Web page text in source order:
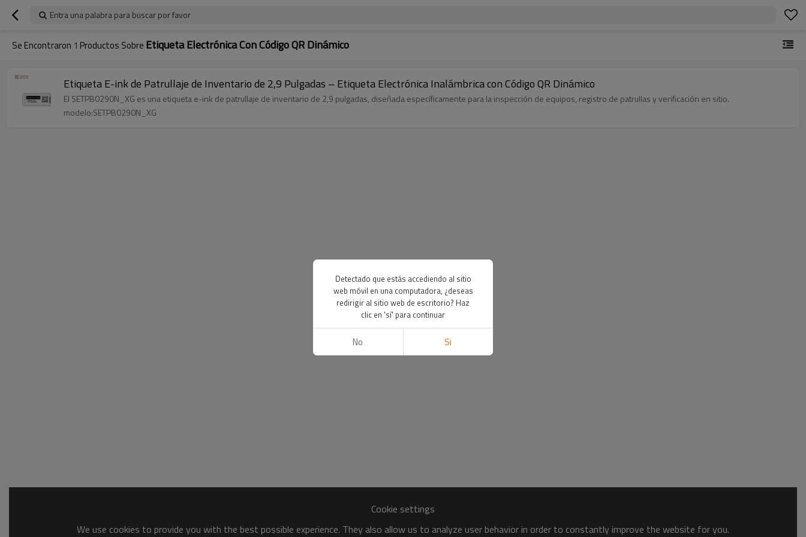
Entra una palabra para buscar por favor
Se Encontraron 1 Productos Sobre Etiqueta Electrónica Con Código QR Dinámico
Etiqueta E-ink de Patrullaje de Inventario de 2,9 Pulgadas – Etiqueta Electrónica Inalámbrica con Código QR Dinámico
El SETPB0290N_XG es una etiqueta e-ink de patrullaje de inventario de 2,9 pulgadas, diseñada específicamente para la inspección de equipos, registro de patrullas y verificación en sitio.
modelo:SETPB0290N_XG
Cookie settings
We use cookies to provide you with the best possible experience. They also allow us to analyze user behavior in order to constantly improve the website for you.
Detectado que estás accediendo al sitio
web móvil en una computadora, ¿deseas
redirigir al sitio web de escritorio? Haz
clic en 'sí' para continuar
No Si